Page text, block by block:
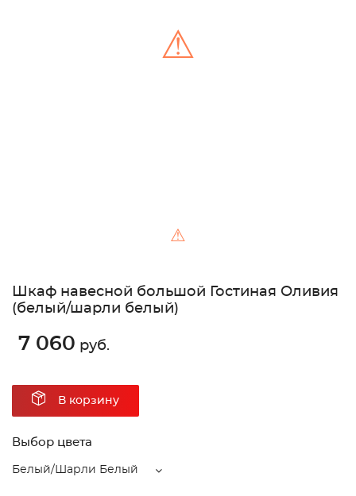
⚠
⚠
Шкаф навесной большой Гостиная Оливия
(белый/шарли белый)
7 060 руб.
В корзину
Выбор цвета
Белый/Шарли Белый